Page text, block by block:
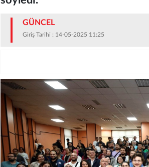
GÜNCEL
Giriş Tarihi : 14-05-2025 11:25